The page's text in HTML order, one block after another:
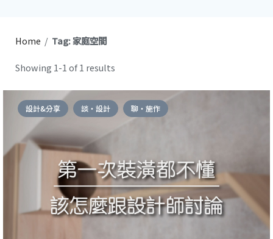
Home / Tag: 家庭空間
Showing 1-1 of 1 results
設計&分享 談・設計 聊・施作